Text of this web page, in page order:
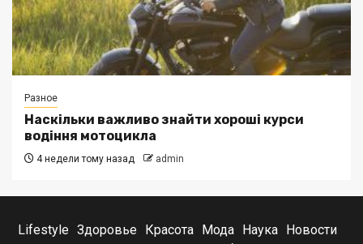
Разное
Наскільки важливо знайти хороші курси
водіння мотоцикла
4 недели тому назад admin
Lifestyle Здоровье Красота Мода Наука Новости